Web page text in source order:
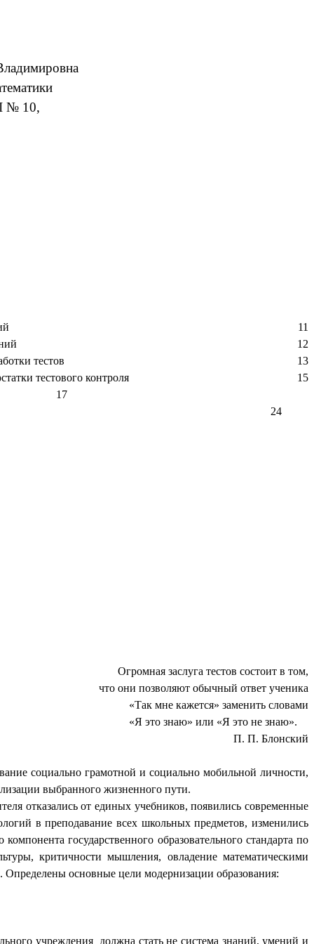
тестовых заданий 11
тестовых заданий 12
этапы разработки тестов 13
и недостатки тестового контроля 15
17
24
Огромная заслуга тестов состоит в том,
что они позволяют обычный ответ ученика
«Так мне кажется» заменить словами
«Я это знаю» или «Я это не знаю».
П. П. Блонский
социально грамотной и социально мобильной личности,
выбранного жизненного пути.
отказались от единых учебников, появились современные
в преподавание всех школьных предметов, изменились
государственного образовательного стандарта по
критичности мышления, овладение математическими
Определены основные цели модернизации образования:
учреждения должна стать не система знаний, умений и